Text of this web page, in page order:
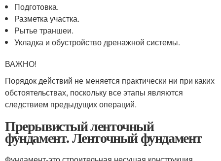
Подготовка.
Разметка участка.
Рытье траншеи.
Укладка и обустройство дренажной системы.
ВАЖНО!
Порядок действий не меняется практически ни при каких
обстоятельствах, поскольку все этапы являются
следствием предыдущих операций.
Прерывистый ленточный
фундамент. Ленточный фундамент